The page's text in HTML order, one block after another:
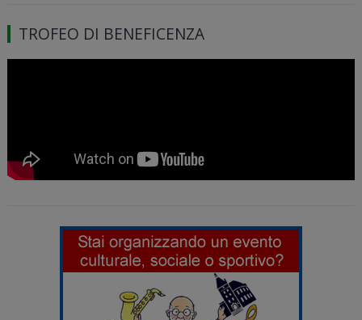
TROFEO DI BENEFICENZA